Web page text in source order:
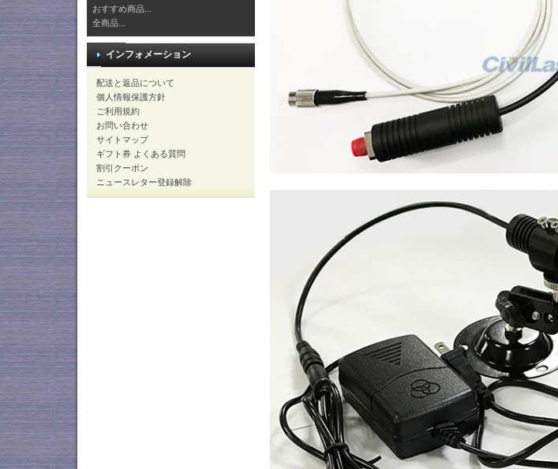
おすすめ商品...
全商品...
インフォメーション
配送と返品について
個人情報保護方針
ご利用規約
お問い合わせ
サイトマップ
ギフト券 よくある質問
割引クーポン
ニュースレター登録解除